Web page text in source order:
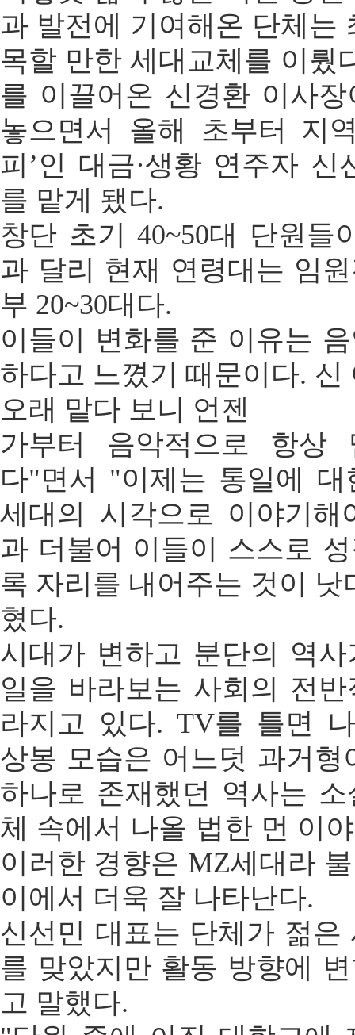
과 발전에 기여해온 단체는
목할 만한 세대교체를 이뤘
를 이끌어온 신경환 이사
놓으면서 올해 초부터 지
피’인 대금·생황 연주자 신
를 맡게 됐다.
창단 초기 40~50대 단원들
과 달리 현재 연령대는 임
부 20~30대다.
이들이 변화를 준 이유는
하다고 느꼈기 때문이다.
오래 맡다 보니 언젠
가부터 음악적으로 항상
다"면서 "이제는 통일에
세대의 시각으로 이야기
과 더불어 이들이 스스로
록 자리를 내어주는 것이
혔다.
시대가 변하고 분단의 역
일을 바라보는 사회의 전
라지고 있다. TV를 틀면
상봉 모습은 어느덧 과거형
하나로 존재했던 역사는
체 속에서 나올 법한 먼 이
이러한 경향은 MZ세대라
이에서 더욱 잘 나타난다.
신선민 대표는 단체가 젊은
를 맞았지만 활동 방향에
고 말했다.